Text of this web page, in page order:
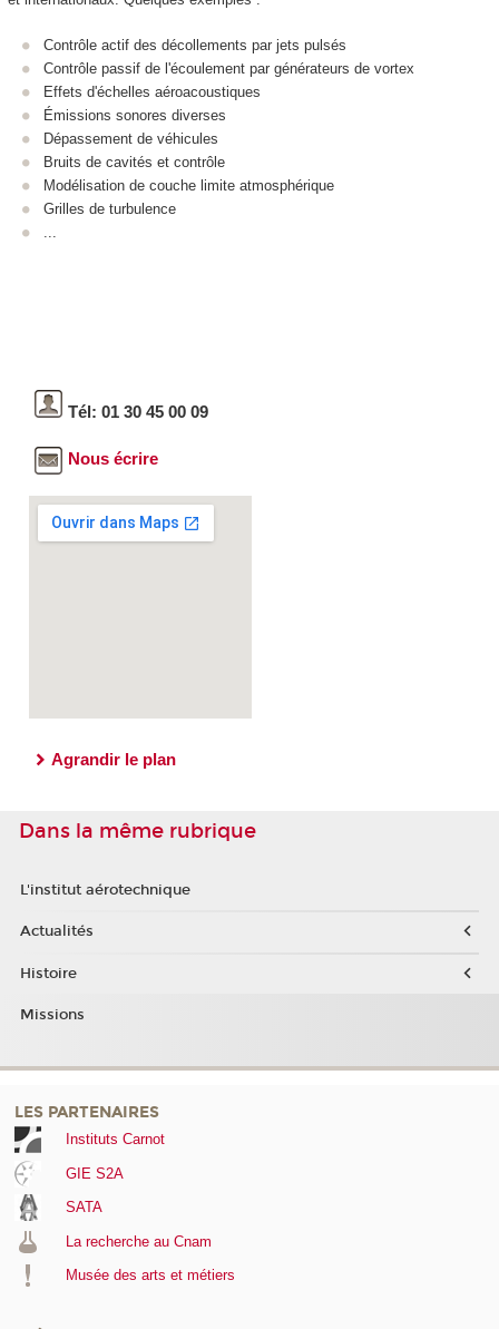
Contrôle actif des décollements par jets pulsés
Contrôle passif de l'écoulement par générateurs de vortex
Effets d'échelles aéroacoustiques
Émissions sonores diverses
Dépassement de véhicules
Bruits de cavités et contrôle
Modélisation de couche limite atmosphérique
Grilles de turbulence
Tél: 01 30 45 00 09
Nous écrire
Agrandir le plan
Dans la même rubrique
L'institut aérotechnique
Actualités
Histoire
Missions
LES PARTENAIRES
Instituts Carnot
GIE S2A
SATA
La recherche au Cnam
Musée des arts et métiers